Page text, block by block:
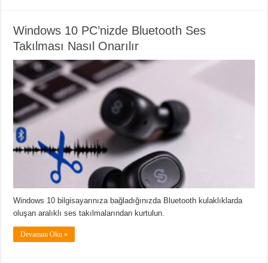
Windows 10 PC’nizde Bluetooth Ses
Takılması Nasıl Onarılır
Windows 10 bilgisayarınıza bağladığınızda Bluetooth kulaklıklarda
oluşan aralıklı ses takılmalarından kurtulun.
Devamını Oku »